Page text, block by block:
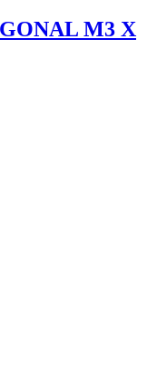
M3 X